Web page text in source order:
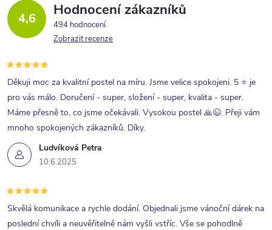
4,6 Hodnocení zákazníků
494 hodnocení
Zobrazit recenze
Ludvíková Petra
10.6.2025
Děkuji moc za kvalitní postel na míru. Jsme velice spokojeni. 5 ⭐ je
pro vás málo. Doručení - super, složení - super, kvalita - super.
Máme přesně to, co jsme očekávali. Vysokou postel 🙏😉. Přeji vám
mnoho spokojených zákazníků. Díky.
Skvělá komunikace a rychle dodání. Objednali jsme vánoční dárek na
poslední chvíli a neuvěřitelně nám vyšli vstříc. Vše se pohodlně